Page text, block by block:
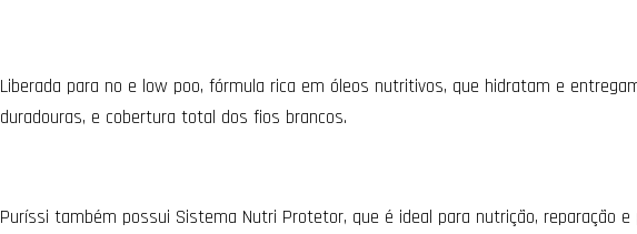
Liberada para no e low poo, fórmula rica em óleos nutritivos, que hidratam e
duradouras, e cobertura total dos fios brancos.
Puríssi também possui Sistema Nutri Protetor, que é ideal para nutrição, reparação